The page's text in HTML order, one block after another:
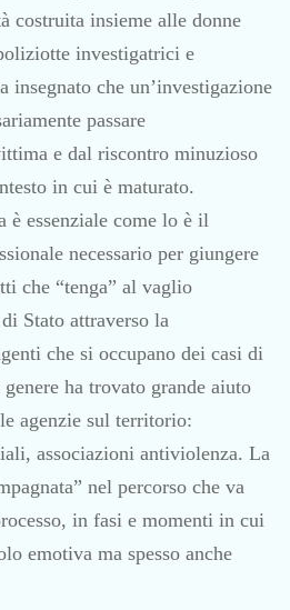
costruita insieme alle donne
investigatrici e
che un’investigazione
passare
e dal riscontro minuzioso
in cui è maturato.
è essenziale come lo è il
necessario per giungere
che “tenga” al vaglio
Stato attraverso la
che si occupano dei casi di
ha trovato grande aiuto
agenzie sul territorio:
associazioni antiviolenza. La
nel percorso che va
in fasi e momenti in cui
emotiva ma spesso anche